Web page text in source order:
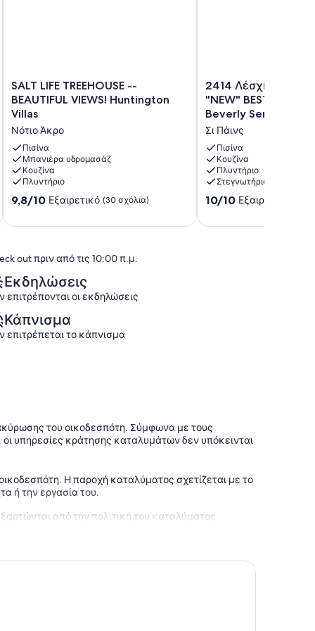
SALT
LIFE
TREEHOUSE
-
BEAUTIFUL
VIEWS!
Huntington
Villas
Νότιο
SALT LIFE TREEHOUSE --
BEAUTIFUL VIEWS! Huntington
Villas
Νότιο Άκρο
Πισίνα
Μπανιέρα υδρομασάζ
Κουζίνα
Πλυντήριο
9.8
10,
σχόλια)
9,8/10 Εξαιρετικό (30 σχόλια)
2414
Λέσχη
Τένις
Ένα
"NEW"
BESTNEST
από
την
Beverly
Σι
2414 Λέσχη Τένις
"NEW" BESTNEST
Beverly Serral
Σι Πάινς
Πισίνα
Κουζίνα
Πλυντήριο
Στεγνωτήριο
10.0
10,
10/10 Εξαιρετικό
out πριν από τις 10:00 π.μ.
Εκδηλώσεις
επιτρέπονται οι εκδηλώσεις
Κάπνισμα
επιτρέπεται το κάπνισμα
του οικοδεσπότη. Σύμφωνα με τους
υπηρεσίες κράτησης καταλυμάτων δεν υπόκεινται
Η παροχή καταλύματος σχετίζεται με το
ή την εργασία του.
από την πολιτική του καταλύματος